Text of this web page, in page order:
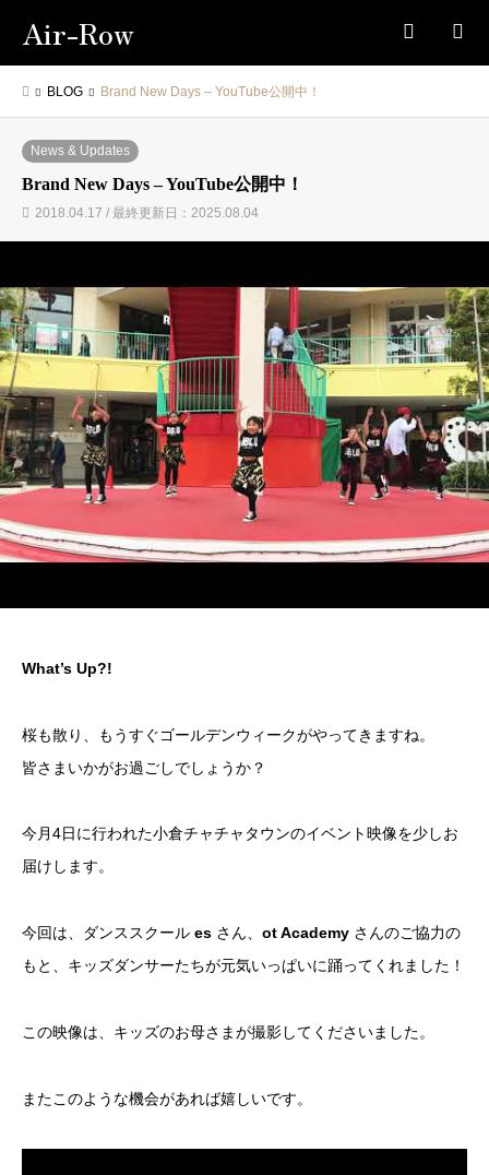
Air-Row
BLOG Brand New Days – YouTube公開中！
News & Updates
Brand New Days – YouTube公開中！
2018.04.17 / 最終更新日：2025.08.04
What’s Up?!
桜も散り、もうすぐゴールデンウィークがやってきますね。
皆さまいかがお過ごしでしょうか？
今月4日に行われた小倉チャチャタウンのイベント映像を少しお
届けします。
今回は、ダンススクール es さん、 ot Academy さんのご協力の
もと、キッズダンサーたちが元気いっぱいに踊ってくれました！
この映像は、キッズのお母さまが撮影してくださいました。
またこのような機会があれば嬉しいです。